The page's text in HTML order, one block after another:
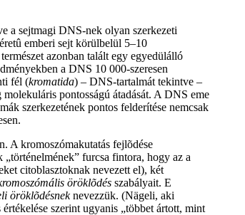
a sejtmagi DNS-nek olyan szerkezeti
emberi sejt körülbelül 5–10
azonban talált egy egyedülálló
a DNS 10 000-szeresen
fél (kromatida) – DNS-tartalmát tekintve –
pontosságú átadását. A DNS eme
szerkezetének pontos felderítése nemcsak
A kromoszómakutatás fejlõdése
furcsa fintora, hogy az a
citoblasztoknak nevezett el), két
öröklõdés szabályait. E
öröklõdésneknevezzük. (Nägeli, aki
szerint ugyanis „többet ártott, mint